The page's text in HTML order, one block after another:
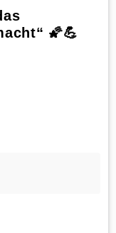
🌠💪